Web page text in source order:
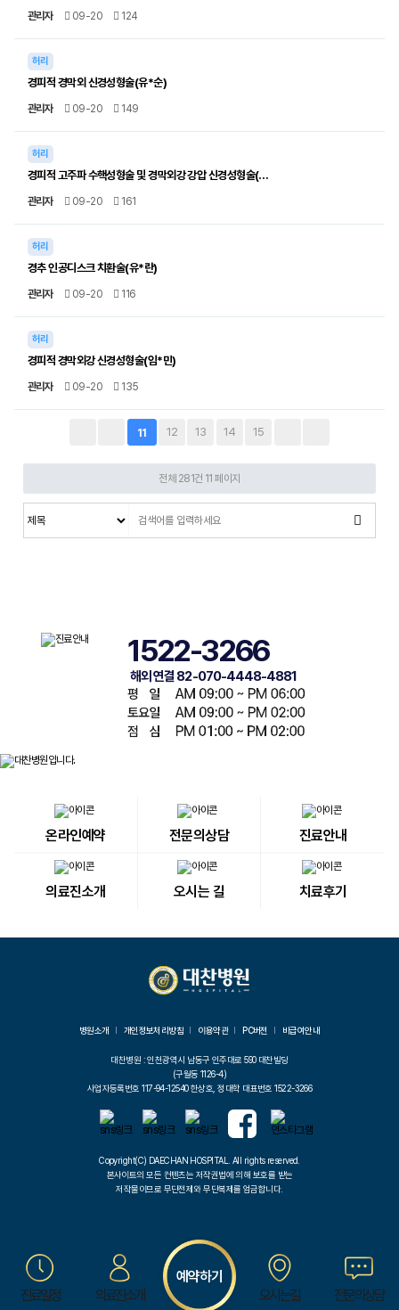
진료일정 의료진소개 오시는길 전문의상담
관리자 09-20 124
허리
경피적 경막외 신경성형술(유*순)
관리자 09-20 149
허리
경피적 고주파 수핵성형술 및 경막외강 강압 신경성형술(…
관리자 09-20 161
허리
경추 인공디스크 치환술(유*란)
관리자 09-20 116
허리
경피적 경막외강 신경성형술(임*민)
관리자 09-20 135
11 12 13 14 15
전체 281건 11 페이지
1522-3266
해외 연결 82-070-4448-4881
온라인예약 전문의상담 진료안내
의료진소개 오시는 길 치료후기
병원소개 개인정보처리방침 이용약관 PC버전 비급여안내
대찬병원 : 인천광역시 남동구 인주대로 590 대찬빌딩
(구월동 1126-4)
사업자등록번호 117-94-12540 한상호, 정대학 대표번호 1522-3266
Copyright(C) DAECHAN HOSPITAL. All rights reserved.
본사이트의 모든 컨텐츠는 저작권법에 의해 보호를 받는
저작물이므로 무단전제와 무단복제를 엄금합니다.